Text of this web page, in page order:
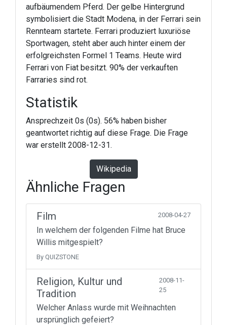
aufbäumendem Pferd. Der gelbe Hintergrund
symbolisiert die Stadt Modena, in der Ferrari sein
Rennteam startete. Ferrari produziert luxuriöse
Sportwagen, steht aber auch hinter einem der
erfolgreichsten Formel 1 Teams. Heute wird
Ferrari von Fiat besitzt. 90% der verkauften
Farraries sind rot.
Statistik
Ansprechzeit 0s (0s). 56% haben bisher
geantwortet richtig auf diese Frage. Die Frage
war erstellt 2008-12-31.
Wikipedia
Ähnliche Fragen
Film 2008-04-27
In welchem der folgenden Filme hat Bruce
Willis mitgespielt?
By QUIZSTONE
Religion, Kultur und
Tradition
2008-11-
25
Welcher Anlass wurde mit Weihnachten
ursprünglich gefeiert?